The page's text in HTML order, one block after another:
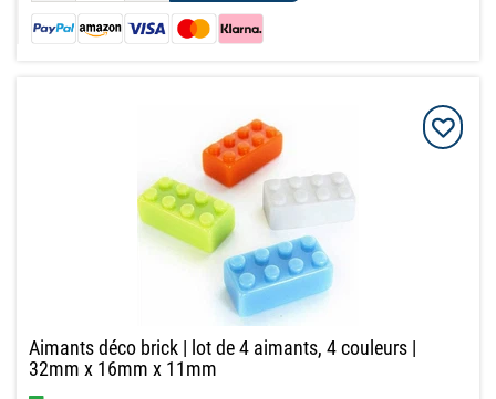
Aimants déco brick | lot de 4 aimants, 4 couleurs |
32mm x 16mm x 11mm